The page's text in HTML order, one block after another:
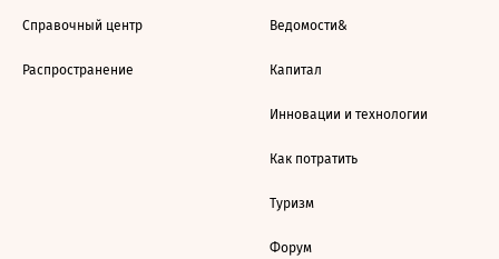
Справочный центр
Распространение
Ведомости&
Капитал
Инновации и технологии
Как потратить
Туризм
Форум